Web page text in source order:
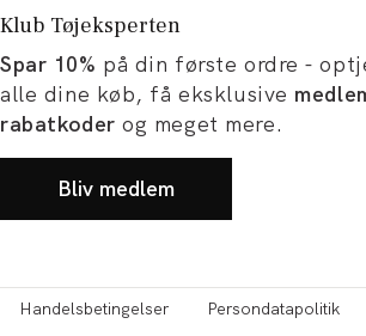
dit købog artikler
og karriere
Klub Tøjeksperten
Spar 10% på din første ordre -
alle dine køb, få eksklusive
rabatkoder og meget mere.
Bliv medlem
Handelsbetingelser Persondatapolitik